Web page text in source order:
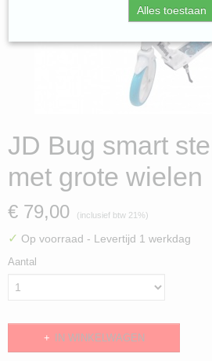
JD Bug smart
met grote wielen
€ 79,00 (inclusief btw 21%)
✓ Op voorraad - Levertijd 1 werkdag
Aantal
IN WINKELWAGEN
Alles toestaan